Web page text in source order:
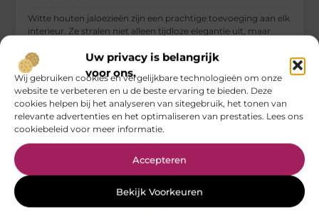
Uw privacy is belangrijk
voor ons.
Wij gebruiken cookies en vergelijkbare technologieën om onze
website te verbeteren en u de beste ervaring te bieden. Deze
cookies helpen bij het analyseren van sitegebruik, het tonen van
relevante advertenties en het optimaliseren van prestaties. Lees ons
cookiebeleid voor meer informatie.
Accepteren
Bekijk Voorkeuren
Witte houten jaloezieën zijn een prachtige toevoeging aan elk
interieur. Ze stralen niet alleen tijdloze elegantie uit, maar
...
Aanbiedingen